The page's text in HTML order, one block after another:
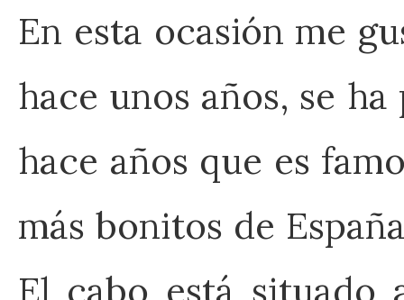
En esta ocasión me
hace unos años, se
hace años que es
más bonitos de
El cabo está